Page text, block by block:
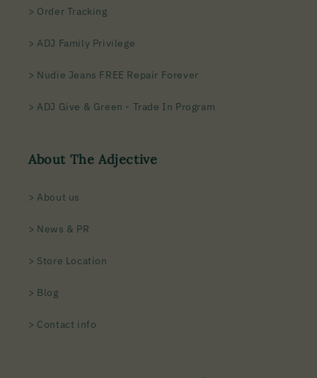
> Order Tracking
> ADJ Family Privilege
> Nudie Jeans FREE Repair Forever
> ADJ Give & Green - Trade In Program
About The Adjective
> About us
> News & PR
> Store Location
> Blog
> Contact info